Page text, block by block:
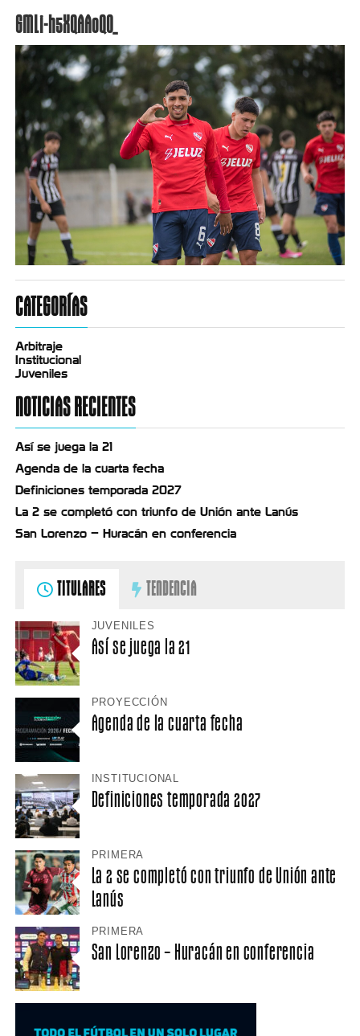
GMLi-h5XQAA0QO_
CATEGORÍAS
Arbitraje
Institucional
Juveniles
NOTICIAS RECIENTES
Así se juega la 21
Agenda de la cuarta fecha
Definiciones temporada 2027
La 2 se completó con triunfo de Unión ante Lanús
San Lorenzo – Huracán en conferencia
TITULARES TENDENCIA
JUVENILES
Así se juega la 21
PROYECCIÓN
Agenda de la cuarta fecha
INSTITUCIONAL
Definiciones temporada 2027
PRIMERA
La 2 se completó con triunfo de Unión ante
Lanús
PRIMERA
San Lorenzo – Huracán en conferencia